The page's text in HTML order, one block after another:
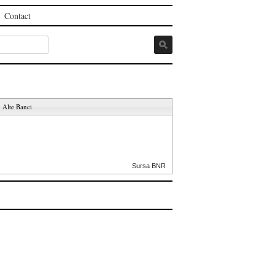
Contact
Alte Banci
Sursa BNR